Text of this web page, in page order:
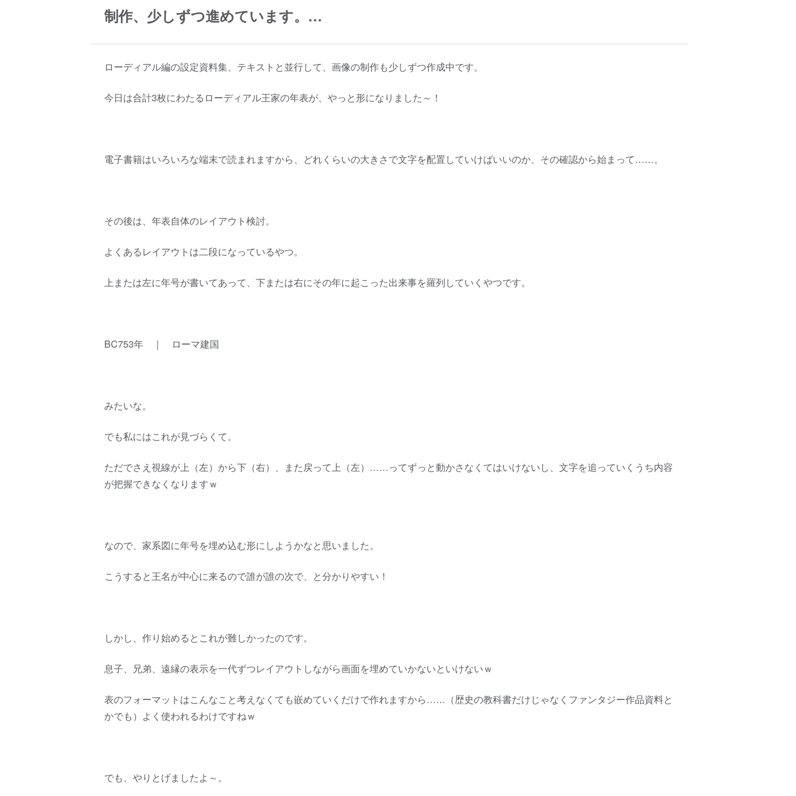
制作、少しずつ進めています。…
ローディアル編の設定資料集、テキストと並行して、画像の制作も少しずつ作成中です。
今日は合計3枚にわたるローディアル王家の年表が、やっと形になりました～！
電子書籍はいろいろな端末で読まれますから、どれくらいの大きさで文字を配置していけばいいのか、その確認から始まって……。
その後は、年表自体のレイアウト検討。
よくあるレイアウトは二段になっているやつ。
上または左に年号が書いてあって、下または右にその年に起こった出来事を羅列していくやつです。
BC753年 ｜ ローマ建国
みたいな。
でも私にはこれが見づらくて。
ただでさえ視線が上（左）から下（右）、また戻って上（左）……ってずっと動かさなくてはいけないし、文字を追っていくうち内容
が把握できなくなりますｗ
なので、家系図に年号を埋め込む形にしようかなと思いました。
こうすると王名が中心に来るので誰が誰の次で、と分かりやすい！
しかし、作り始めるとこれが難しかったのです。
息子、兄弟、遠縁の表示を一代ずつレイアウトしながら画面を埋めていかないといけないｗ
表のフォーマットはこんなこと考えなくても嵌めていくだけで作れますから……（歴史の教科書だけじゃなくファンタジー作品資料と
かでも）よく使われるわけですねｗ
でも、やりとげましたよ～。